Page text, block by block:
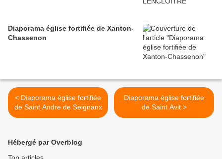
Diaporama église fortifiée de Xanton-
Chassenon
< Diaporama église fortifiée
de Saint Andre de Seignanx
Diaporama église fortifiée
de Saint Avit >
Hébergé par Overblog